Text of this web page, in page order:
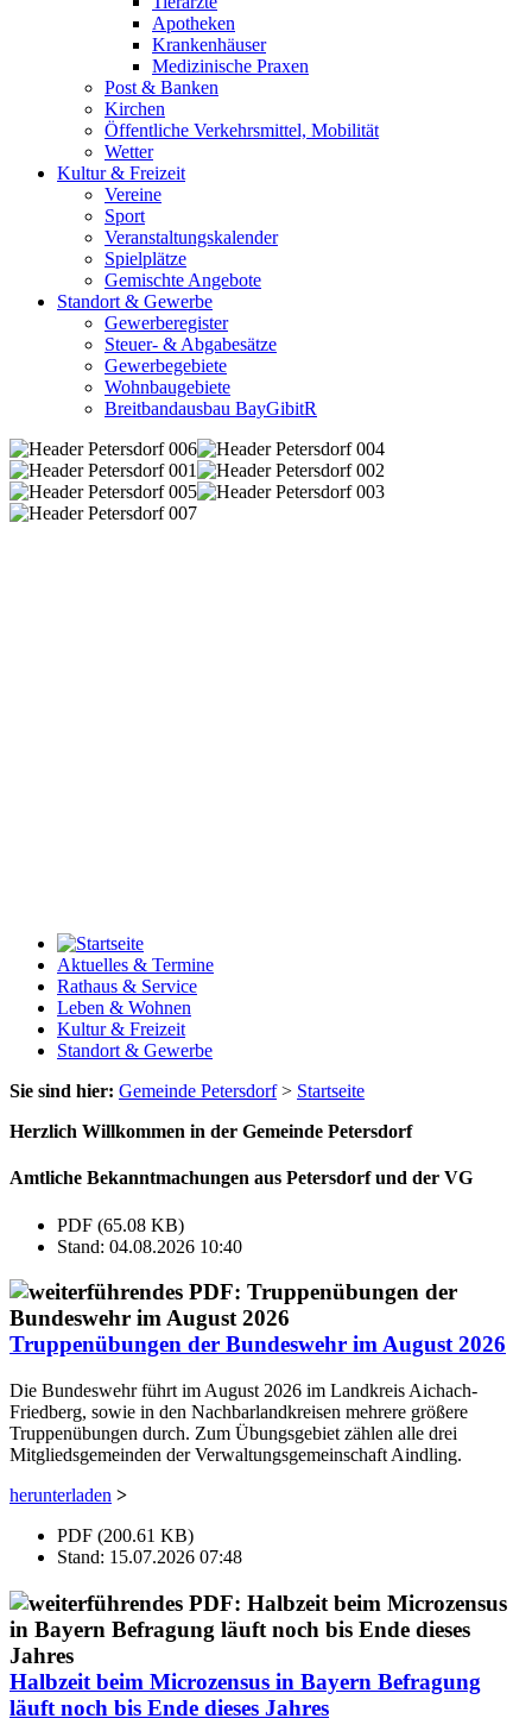
Apotheken
Krankenhäuser
Medizinische Praxen
Post & Banken
Kirchen
Öffentliche Verkehrsmittel, Mobilität
Wetter
Kultur & Freizeit
Vereine
Sport
Veranstaltungskalender
Spielplätze
Gemischte Angebote
Standort & Gewerbe
Gewerberegister
Steuer- & Abgabesätze
Gewerbegebiete
Wohnbaugebiete
Breitbandausbau BayGibitR
Aktuelles & Termine
Rathaus & Service
Leben & Wohnen
Kultur & Freizeit
Standort & Gewerbe
Sie sind hier: Gemeinde Petersdorf> Startseite
Herzlich Willkommen in der Gemeinde Petersdorf
Amtliche Bekanntmachungen aus Petersdorf und der VG
PDF (65.08 KB)
Stand: 04.08.2026 10:40
Truppenübungen der Bundeswehr im August 2026
Die Bundeswehr führt im August 2026 im Landkreis Aichach-
Friedberg, sowie in den Nachbarlandkreisen mehrere größere
Truppenübungen durch. Zum Übungsgebiet zählen alle drei
Mitgliedsgemeinden der Verwaltungsgemeinschaft Aindling.
herunterladen >
PDF (200.61 KB)
Stand: 15.07.2026 07:48
Halbzeit beim Microzensus in Bayern Befragung
läuft noch bis Ende dieses Jahres